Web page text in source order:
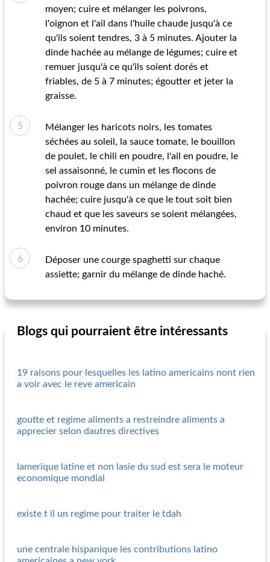
moyen; cuire et mélanger les poivrons,
l'oignon et l'ail dans l'huile chaude jusqu'à ce
qu'ils soient tendres, 3 à 5 minutes. Ajouter la
dinde hachée au mélange de légumes; cuire et
remuer jusqu'à ce qu'ils soient dorés et
friables, de 5 à 7 minutes; égoutter et jeter la
graisse.
Mélanger les haricots noirs, les tomates
séchées au soleil, la sauce tomate, le bouillon
de poulet, le chili en poudre, l'ail en poudre, le
sel assaisonné, le cumin et les flocons de
poivron rouge dans un mélange de dinde
hachée; cuire jusqu'à ce que le tout soit bien
chaud et que les saveurs se soient mélangées,
environ 10 minutes.
Déposer une courge spaghetti sur chaque
assiette; garnir du mélange de dinde haché.
Blogs qui pourraient être intéressants
19 raisons pour lesquelles les latino americains nont rien
a voir avec le reve americain
goutte et regime aliments a restreindre aliments a
apprecier selon dautres directives
lamerique latine et non lasie du sud est sera le moteur
economique mondial
existe t il un regime pour traiter le tdah
une centrale hispanique les contributions latino